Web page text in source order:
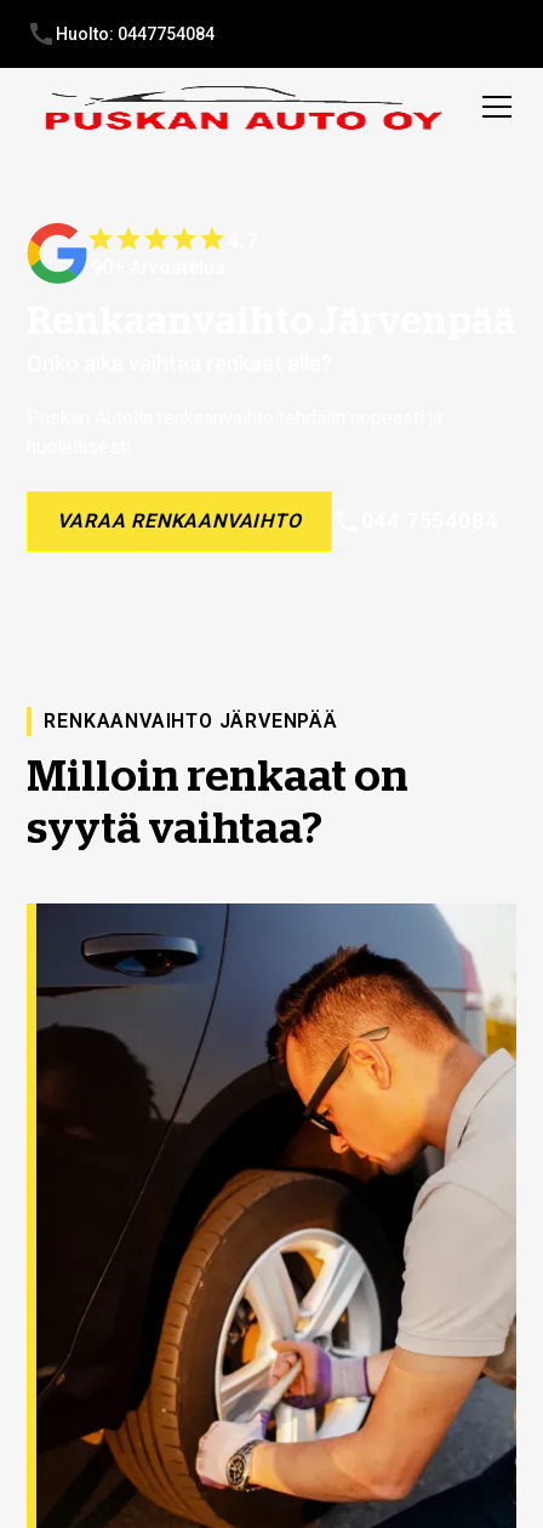
Huolto: 0447754084
VARAA RENKAANVAIHTO
RENKAANVAIHTO JÄRVENPÄÄ
Milloin renkaat on
syytä vaihtaa?